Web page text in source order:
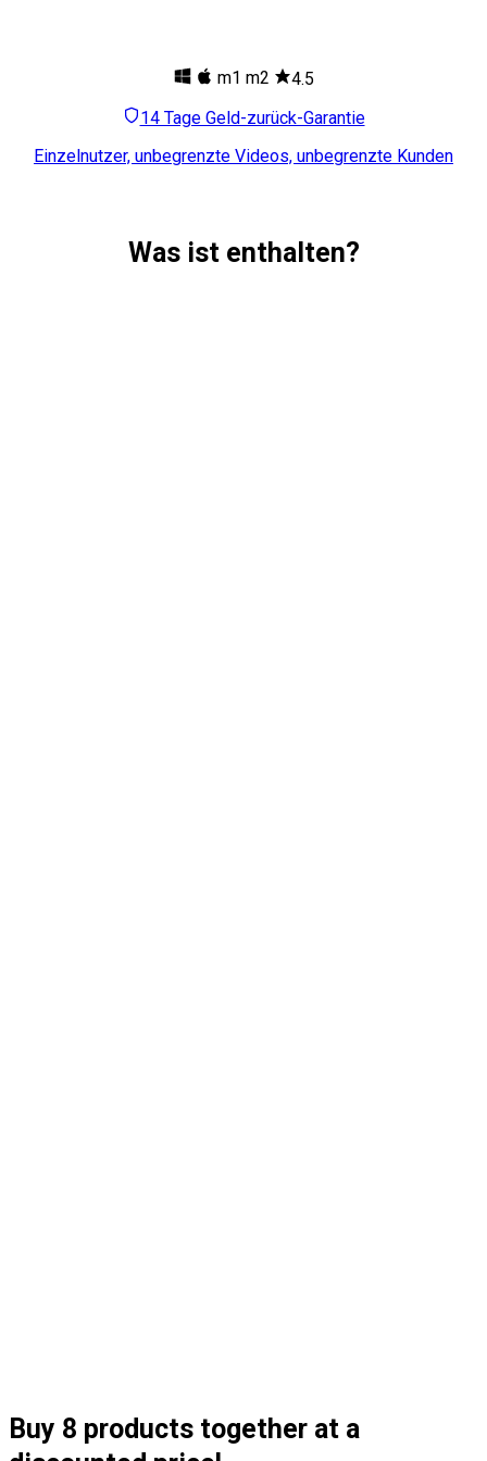
m1 m2
4.5
14 Tage Geld-zurück-Garantie
Einzelnutzer, unbegrenzte Videos, unbegrenzte Kunden
Was ist enthalten?
Buy 8 products together at a